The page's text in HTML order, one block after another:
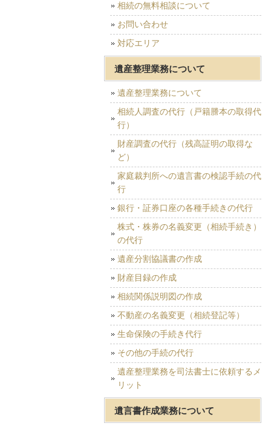
相続の無料相談について
お問い合わせ
対応エリア
遺産整理業務について
遺産整理業務について
相続人調査の代行（戸籍謄本の取得代
行）
財産調査の代行（残高証明の取得な
ど）
家庭裁判所への遺言書の検認手続の代
行
銀行・証券口座の各種手続きの代行
株式・株券の名義変更（相続手続き）
の代行
遺産分割協議書の作成
財産目録の作成
相続関係説明図の作成
不動産の名義変更（相続登記等）
生命保険の手続き代行
その他の手続の代行
遺産整理業務を司法書士に依頼するメ
リット
遺言書作成業務について